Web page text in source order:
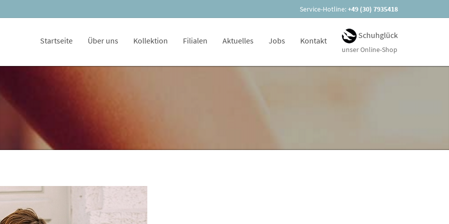
Service-Hotline:+49 (30) 7935418
Startseite Über uns Kollektion Filialen Aktuelles Jobs Kontakt
Schuhglück
unser Online-Shop